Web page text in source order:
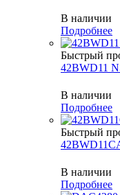
В наличии
Подробнее
Быстрый
42BWD11
В наличии
Подробнее
Быстрый
В наличии
Подробнее